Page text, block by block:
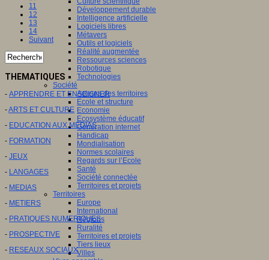
Développement durable
Intelligence artificielle
Logiciels libres
Métavers
Outils et logiciels
Réalité augmentée
Ressources sciences
Robotique
Technologies
Société
Acteurs des territoires
Ecole et structure
Economie
Ecosystème éducatif
Génération internet
Handicap
Mondialisation
Normes scolaires
Regards sur l’Ecole
Santé
Société connectée
Territoires et projets
Territoires
Europe
International
Régions
Ruralité
Territoires et projets
Tiers lieux
Villes
11
12
13
14
Suivant
THEMATIQUES
- APPRENDRE ET ENSEIGNER
-ARTS ET CULTURE
- EDUCATION AUX MEDIAS
- FORMATION
- JEUX
- LANGAGES
- MEDIAS
- METIERS
- PRATIQUES NUMERIQUES
- PROSPECTIVE
- RESEAUX SOCIAUX